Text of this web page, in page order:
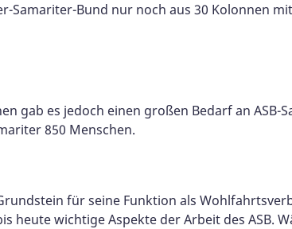
Bund nur noch aus 30 Kolonnen
gab es jedoch einen großen Bedarf an ASB-
850 Menschen.
für seine Funktion als
heute wichtige Aspekte der Arbeit des ASB.